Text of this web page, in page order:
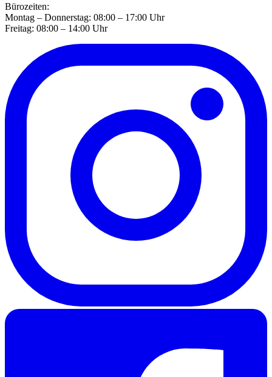
Bürozeiten:
Montag – Donnerstag: 08:00 – 17:00 Uhr
Freitag: 08:00 – 14:00 Uhr